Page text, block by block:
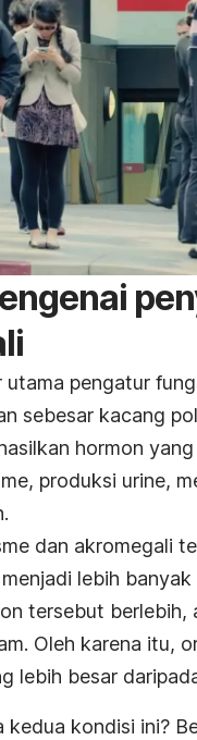
utama pengatur
sebesar kacang
hormon
produksi urine,
dan akromegali
lebih
tersebut
Oleh karena itu,
lebih besar
kedua kondisi ini?